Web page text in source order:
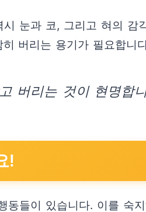
눈과 코, 그리고 혀의
버리는 용기가 필요합니
버리는 것이 현명합
!
동들이 있습니다. 이를 숙